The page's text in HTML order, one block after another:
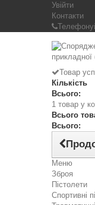
Увійти
Контакти
Товар
Кількість
Всього:
1 товар у
Всього
Всього:
Меню
Зброя
Пістолети
Спортивні